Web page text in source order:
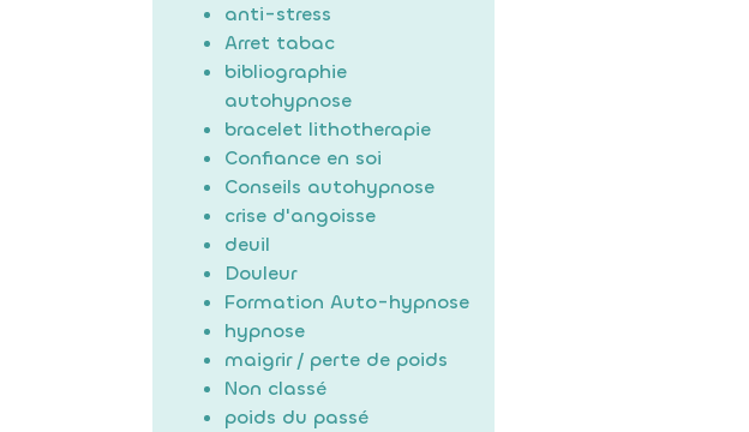
anti-stress
Arret tabac
bibliographie
autohypnose
bracelet lithotherapie
Confiance en soi
Conseils autohypnose
crise d'angoisse
deuil
Douleur
Formation Auto-hypnose
hypnose
maigrir / perte de poids
Non classé
poids du passé